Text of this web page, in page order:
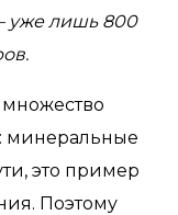
уже лишь 800
минеральные
это пример
Поэтому